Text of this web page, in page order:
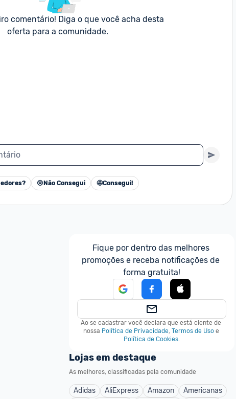
comentário! Diga o que você acha desta
oferta para a comunidade.
😢 Não Consegui 🤩Consegui!
Fique por dentro das melhores
promoções e receba notificações de
forma gratuita!
Ao se cadastrar você declara que está ciente de
nossa Política de Privacidade, Termos de Uso e
Política de Cookies.
Lojas em destaque
As melhores, classificadas pela comunidade
Adidas AliExpress Amazon
Americanas